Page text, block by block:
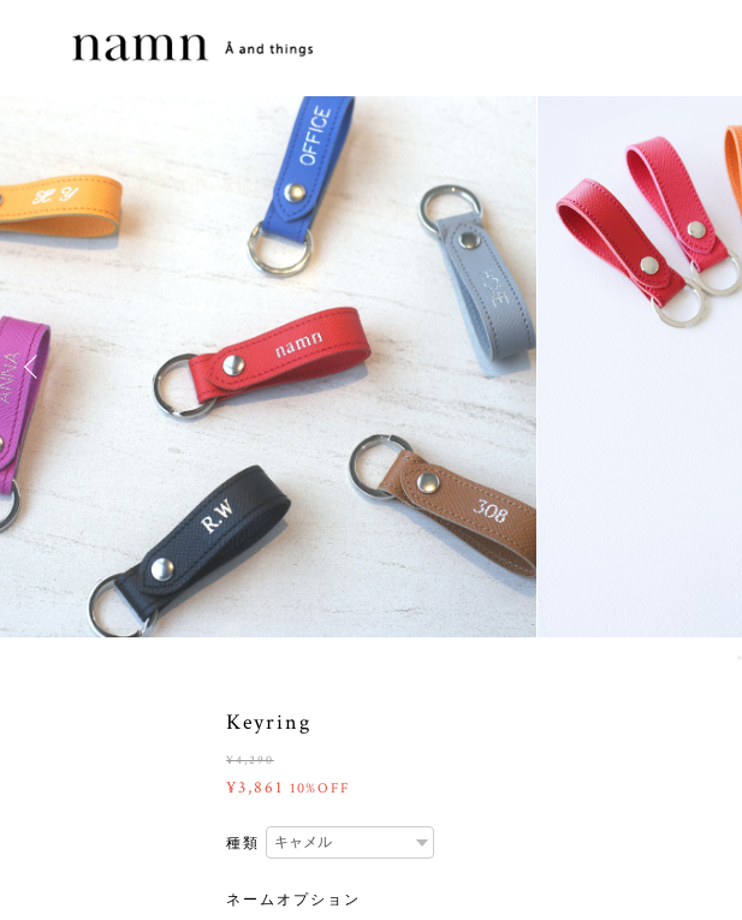
Keyring
¥4,290
¥3,861 10%OFF
種類
ネームオプション